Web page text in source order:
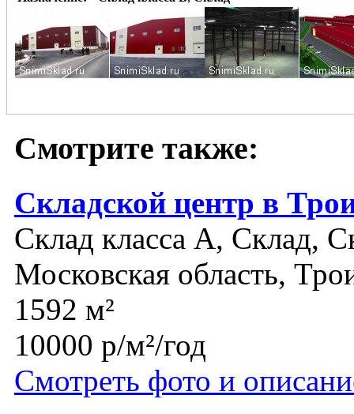
Смотрите также:
Складской центр в
Склад класса A, Склад,
Московская область,
1592 м²
10000 р/м²/год
Смотреть фото и